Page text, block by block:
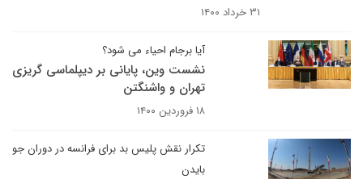
۳۱ خرداد ۱۴۰۰
آیا برجام احیاء می شود؟
نشست وین، پایانی بر دیپلماسی گریزی
تهران و واشنگتن
۱۸ فروردین ۱۴۰۰
تکرار نقش پلیس بد برای فرانسه در دوران جو
بایدن